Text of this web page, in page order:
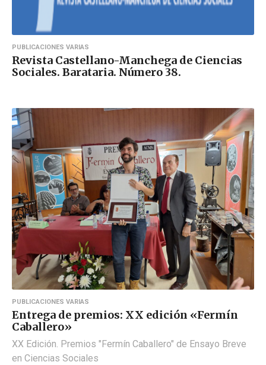
PUBLICACIONES VARIAS
Revista Castellano-Manchega de Ciencias
Sociales. Barataria. Número 38.
PUBLICACIONES VARIAS
Entrega de premios: XX edición «Fermín
Caballero»
XX Edición. Premios "Fermín Caballero" de Ensayo Breve
en Ciencias Sociales